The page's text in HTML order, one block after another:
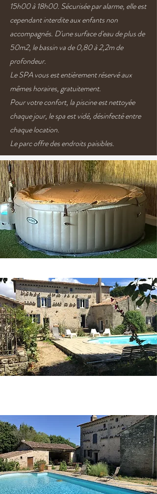
15h00 à 18h00. Sécurisée par alarme, elle est
cependant interdite aux enfants non
accompagnés. D'une surface d'eau de plus de
50m2, le bassin va de 0,80 à 2,2m de
profondeur.
Le SPA vous est entièrement réservé aux
mêmes horaires, gratuitement.
Pour votre confort, la piscine est nettoyée
chaque jour, le spa est vidé, désinfecté entre
chaque location.
Le parc offre des endroits paisibles.